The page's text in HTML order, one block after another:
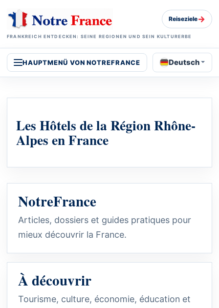
FRANKREICH ENTDECKEN: SEINE REGIONEN UND SEIN KULTURERBE
Reiseziele→
HAUPTMENÜ VON NOTREFRANCE Deutsch
Les Hôtels de la Région Rhône-
Alpes en France
NotreFrance
Articles, dossiers et guides pratiques pour
mieux découvrir la France.
À découvrir
Tourisme, culture, économie, éducation et